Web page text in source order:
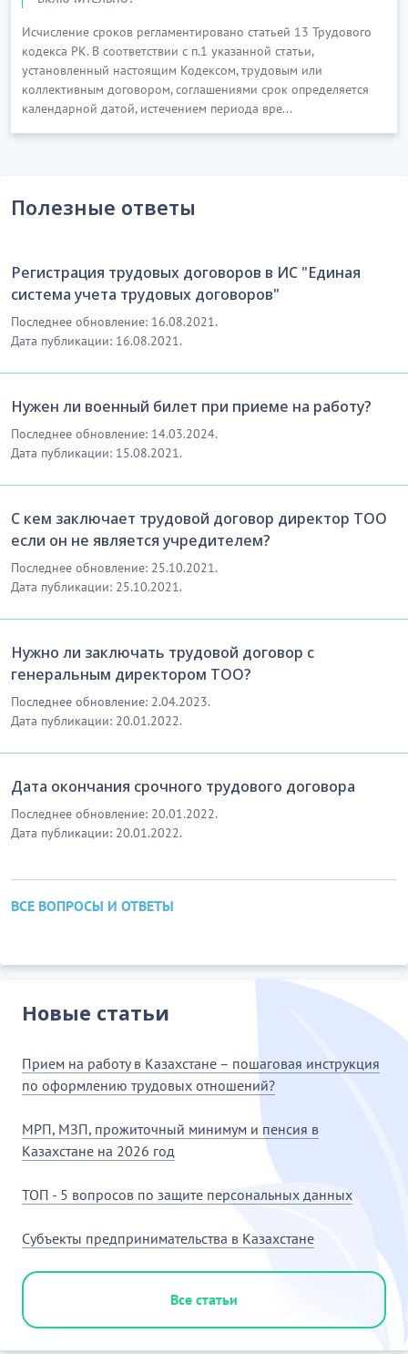
Исчисление сроков регламентировано статьей 13 Трудового
кодекса РК. В соответствии с п.1 указанной статьи,
установленный настоящим Кодексом, трудовым или
коллективным договором, соглашениями срок определяется
календарной датой, истечением периода вре...
Полезные ответы
Регистрация трудовых договоров в ИС "Единая
система учета трудовых договоров"
Последнее обновление: 16.08.2021.
Дата публикации: 16.08.2021.
Нужен ли военный билет при приеме на работу?
Последнее обновление: 14.03.2024.
Дата публикации: 15.08.2021.
С кем заключает трудовой договор директор ТОО
если он не является учредителем?
Последнее обновление: 25.10.2021.
Дата публикации: 25.10.2021.
Нужно ли заключать трудовой договор с
генеральным директором ТОО?
Последнее обновление: 2.04.2023.
Дата публикации: 20.01.2022.
Дата окончания срочного трудового договора
Последнее обновление: 20.01.2022.
Дата публикации: 20.01.2022.
ВСЕ ВОПРОСЫ И ОТВЕТЫ
Новые статьи
Прием на работу в Казахстане – пошаговая инструкция
по оформлению трудовых отношений?
МРП, МЗП, прожиточный минимум и пенсия в
Казахстане на 2026 год
ТОП - 5 вопросов по защите персональных данных
Субъекты предпринимательства в Казахстане
Все статьи